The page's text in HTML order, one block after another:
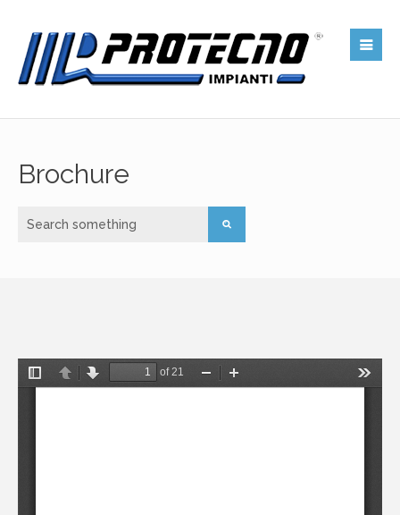
Brochure